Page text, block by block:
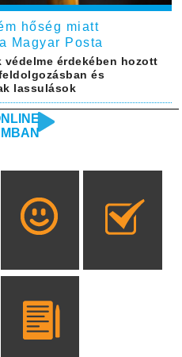
hőség miatt
Magyar Posta
védelme érdekében hozott
és
lassulások